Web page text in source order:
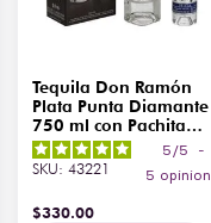
Tequila Don Ramón
Plata Punta Diamante
750 ml con Pachita
200 ml
5 /5
-
5
SKU: 43221
$330.00